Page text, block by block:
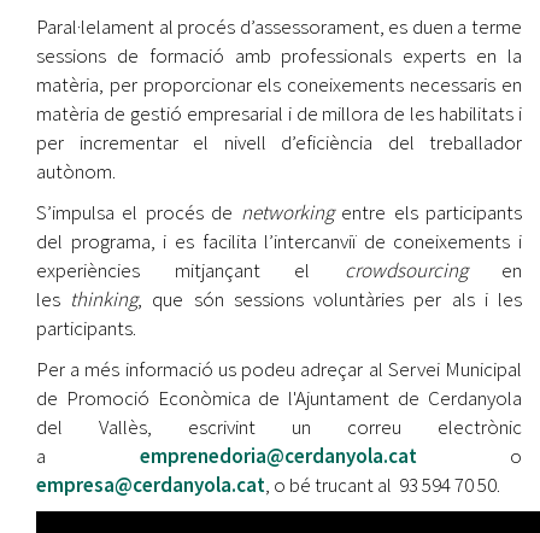
Paral·lelament al procés d’assessorament, es duen a terme
sessions de formació amb professionals experts en la
matèria, per proporcionar els coneixements necessaris en
matèria de gestió empresarial i de millora de les habilitats i
per incrementar el nivell d’eficiència del treballador
autònom.
S’impulsa el procés de networkingentre els participants
del programa, i es facilita l’intercanviï de coneixements i
experiències mitjançant el crowdsourcingen
les thinking, que són sessions voluntàries per als i les
participants.
Per a més informació us podeu adreçar al Servei Municipal
de Promoció Econòmica de l'Ajuntament de Cerdanyola
del Vallès, escrivint un correu electrònic
a emprenedoria@cerdanyola.cato
empresa@cerdanyola.cat, o bé trucant al 93 594 70 50.